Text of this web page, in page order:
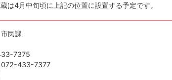
は4月中旬頃に上記の位置に設置する予定です。
民課
7375
072-433-7377